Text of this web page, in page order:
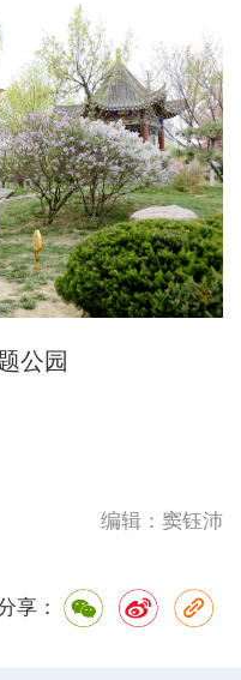
公园
编辑：窦钰沛
享：